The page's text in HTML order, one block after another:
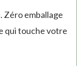
Zéro emballage
qui touche votre